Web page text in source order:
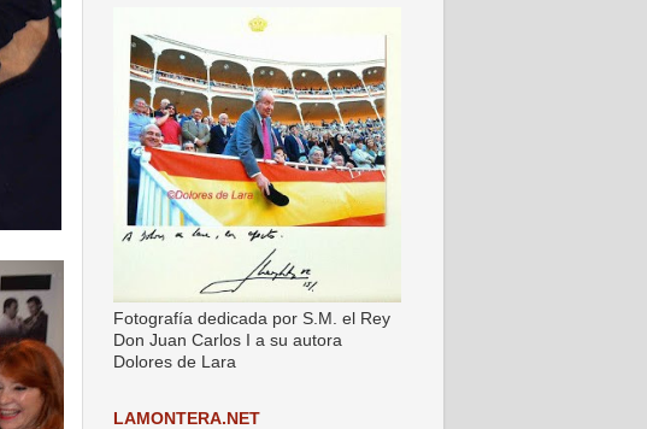
Fotografía dedicada por S.M. el Rey
Don Juan Carlos I a su autora
Dolores de Lara
LAMONTERA.NET